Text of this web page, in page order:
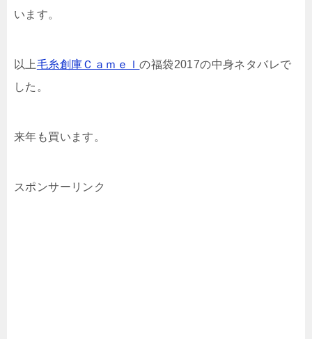
います。
以上毛糸創庫Ｃａｍｅｌの福袋2017の中身ネタバレで
した。
来年も買います。
スポンサーリンク